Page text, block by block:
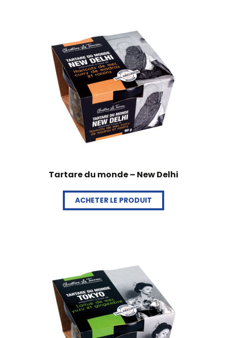
Tartare du monde – New Delhi
ACHETER LE PRODUIT